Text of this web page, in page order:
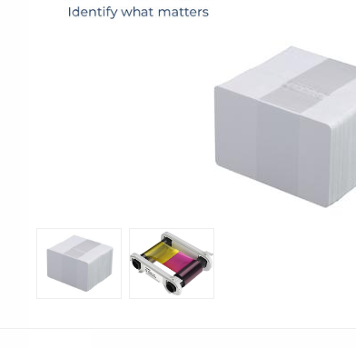
Fasta RFID Läsare
RFID antenner
PC-serien